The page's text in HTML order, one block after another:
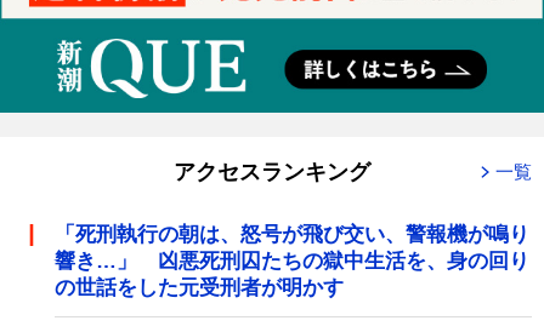
アクセスランキング 一覧
「死刑執行の朝は、怒号が飛び交い、警報機が鳴り
響き…」 凶悪死刑囚たちの獄中生活を、身の回り
の世話をした元受刑者が明かす